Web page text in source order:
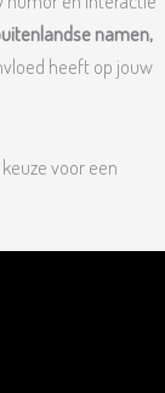
namen,
heeft op jouw
voor een